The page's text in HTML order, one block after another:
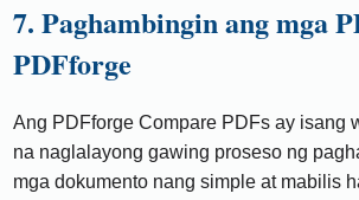
7. Paghambingin ang mga
PDFforge
Ang PDFforge Compare PDFs ay isang
na naglalayong gawing proseso ng
mga dokumento nang simple at mabilis